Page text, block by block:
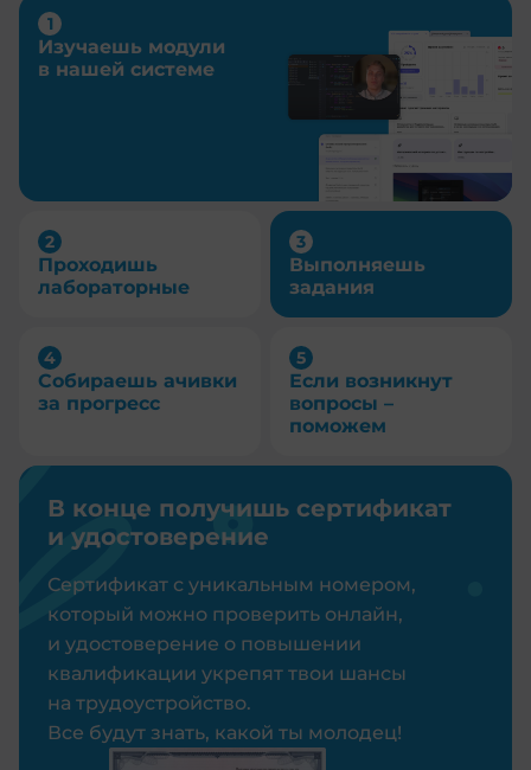
Изучаешь модули
в нашей системе
Проходишь
лабораторные
Выполняешь
задания
Собираешь ачивки
за прогресс
Если возникнут
вопросы –
поможем
В конце получишь сертификат
и удостоверение
Сертификат с уникальным номером,
который можно проверить онлайн,
и удостоверение о повышении
квалификации укрепят твои шансы
на трудоустройство.
Все будут знать, какой ты молодец!